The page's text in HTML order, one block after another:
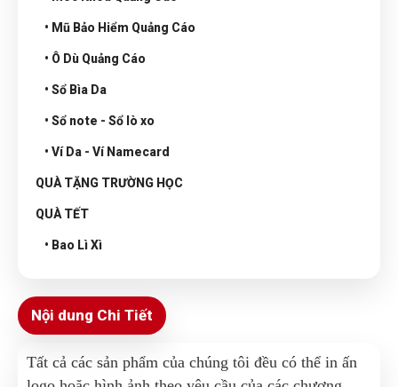
• Mũ Bảo Hiểm Quảng Cáo
• Ô Dù Quảng Cáo
• Sổ Bìa Da
• Sổ note - Sổ lò xo
• Ví Da - Ví Namecard
QUÀ TẶNG TRƯỜNG HỌC
QUÀ TẾT
• Bao Lì Xì
Nội dung Chi Tiết
Tất cả các sản phẩm của chúng tôi đều có thể in ấn